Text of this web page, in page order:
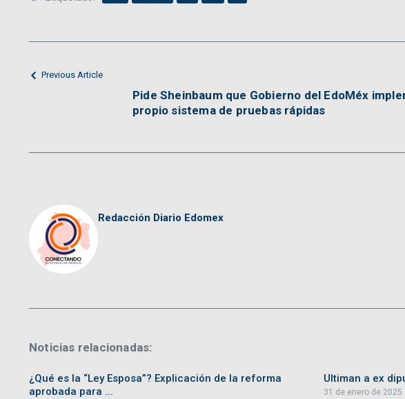
Previous Article
Pide Sheinbaum que Gobierno del EdoMéx
propio sistema de pruebas rápidas
Redacción Diario Edomex
Noticias relacionadas:
¿Qué es la “Ley Esposa”? Explicación de la reforma
aprobada para ...
Ultiman a ex
31 de enero de 2025